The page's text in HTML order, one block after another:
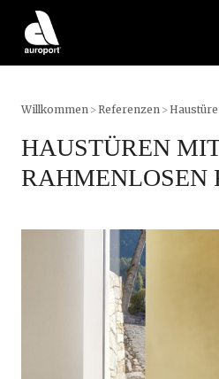
Willkommen >Referenzen >
HAUSTÜREN
RAHMENLOSEN